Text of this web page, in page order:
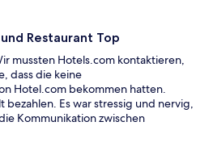
Restaurant Top
mussten Hotels.com kontaktieren,
dass die keine
Hotel.com bekommen hatten.
Es war stressig und nervig,
Kommunikation zwischen
kümmern mussten. Sonst war
und gut ausgestattet. Das